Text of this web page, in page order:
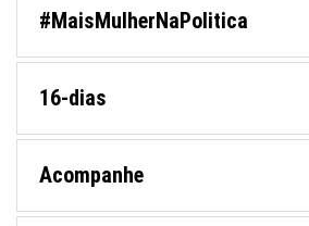
#MaisMulherNaPolitica
16-dias
Acompanhe